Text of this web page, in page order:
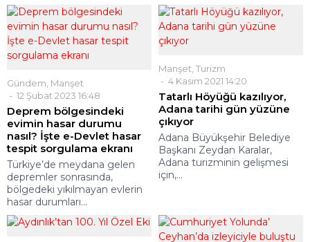
Gündem
Manşet
Deprem bölgesindeki
evimin hasar durumu
tespit sorgulama ekranı
Türkiye’de meydana gelen
depremler sonrasında,
bölgedeki yıkılmayan evlerin
hasar durumları...
Manşet , Turizm
4 Kasım 2021 14:20
Tatarlı Höyüğü kazılıyor,
Adana tarihi gün yüzüne
Adana Büyükşehir Belediye
Başkanı Zeydan Karalar,
Adana turizminin gelişmesi
için,...
Gündem,Manşet
28 Ekim 2023 15:20
Aydınlık’tan 100. Yıl Özel
Eki
21 Mayıs 2024 11:11
Cumhuriyet Yolunda’